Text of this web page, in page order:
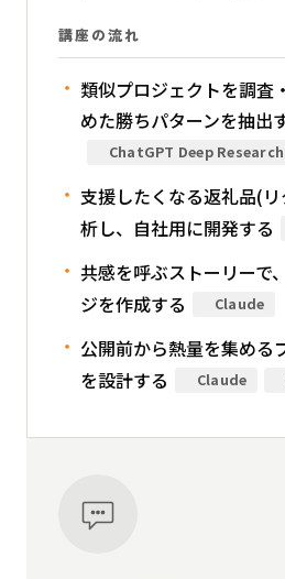
講座の流れ
類似プロジェクトを調査
めた勝ちパターンを抽出
ChatGPT Deep Research
支援したくなる返礼品(
析し、自社用に開発する
共感を呼ぶストーリーで
ジを作成する
Claude
公開前から熱量を集める
を設計する
Claude